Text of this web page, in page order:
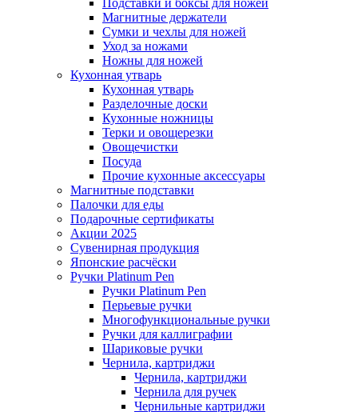
Магнитные держатели
Сумки и чехлы для ножей
Уход за ножами
Ножны для ножей
Кухонная утварь
Кухонная утварь
Разделочные доски
Кухонные ножницы
Терки и овощерезки
Овощечистки
Посуда
Прочие кухонные аксессуары
Магнитные подставки
Палочки для еды
Подарочные сертификаты
Акции 2025
Сувенирная продукция
Японские расчёски
Ручки Platinum Pen
Ручки Platinum Pen
Перьевые ручки
Многофункциональные ручки
Ручки для каллиграфии
Шариковые ручки
Чернила, картриджи
Чернила, картриджи
Чернила для ручек
Чернильные картриджи